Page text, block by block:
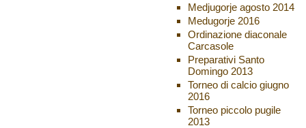
Medjugorje agosto 2014
Medugorje 2016
Ordinazione diaconale
Carcasole
Preparativi Santo
Domingo 2013
Torneo di calcio giugno
2016
Torneo piccolo pugile
2013